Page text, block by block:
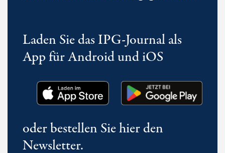
Laden Sie das IPG-Journal als
App für Android und iOS
oder bestellen Sie hier den
Newsletter.